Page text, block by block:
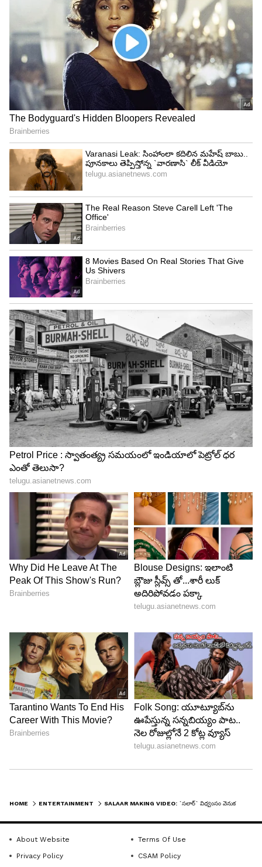
డ్రగ్స్ రహిత సమాజం కోసం మోదీ మాస్టర్
ప్లాన్ | Nasha Mukt Yuva for Viksit
Bharat Explained
HOME ENTERTAINMENT
About Website
Terms Of Use
Privacy Policy
CSAM Policy